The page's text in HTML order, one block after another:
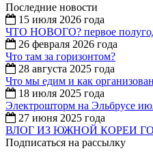
Последние новости
15 июля 2026 года
ЧТО НОВОГО? первое
26 февраля 2026 года
Что там за горизонтом?
28 августа 2025 года
Что мы едим и как
18 июля 2025 года
Электрошторм на Эльбрусе
27 июня 2025 года
ВЛОГ ИЗ ЮЖНОЙ КОРЕИ
Подписаться на рассылку